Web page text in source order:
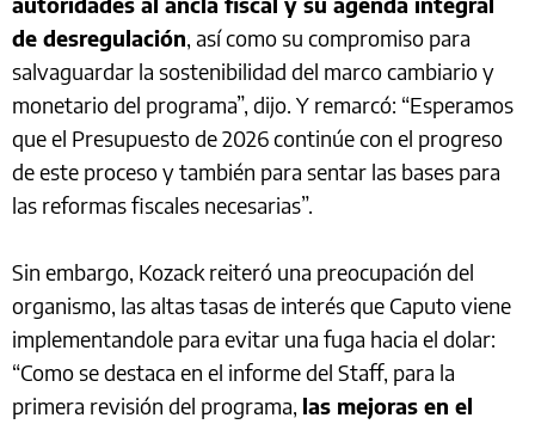
de desregulación, así como su compromiso para
salvaguardar la sostenibilidad del marco cambiario y
monetario del programa”, dijo. Y remarcó: “Esperamos
que el Presupuesto de 2026 continúe con el progreso
de este proceso y también para sentar las bases para
las reformas fiscales necesarias”.
Sin embargo, Kozack reiteró una preocupación del
organismo, las altas tasas de interés que Caputo viene
implementandole para evitar una fuga hacia el dolar:
“Como se destaca en el informe del Staff, para la
primera revisión del programa, las mejoras en el